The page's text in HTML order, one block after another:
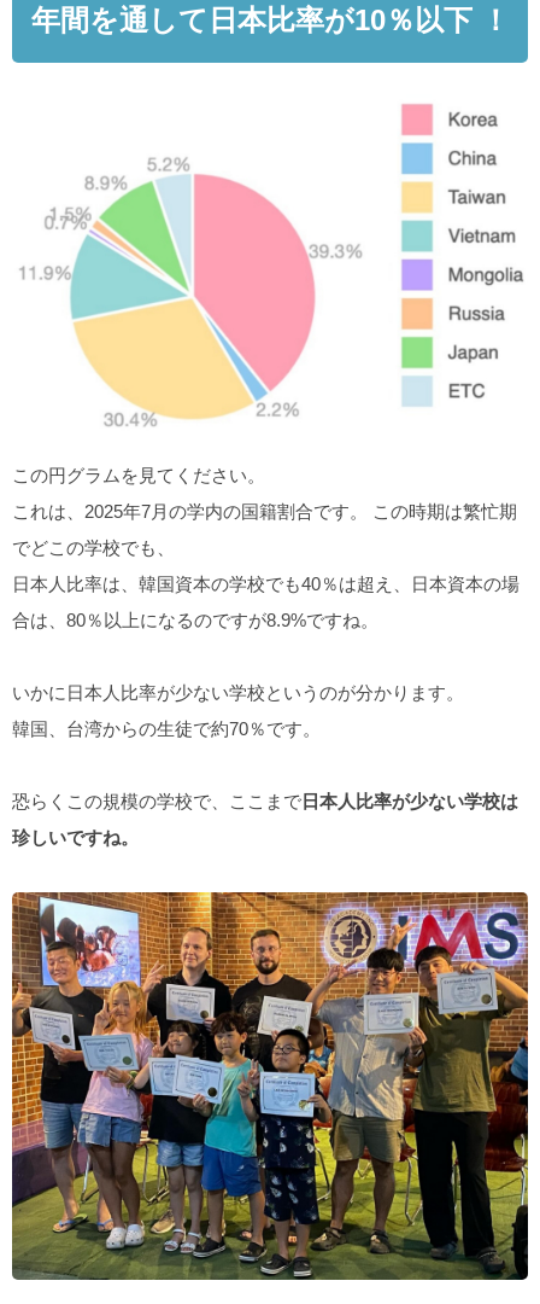
年間を通して日本比率が10％以下 ！
この円グラムを見てください。
これは、2025年7月の学内の国籍割合です。 この時期は繁忙期
でどこの学校でも、
日本人比率は、韓国資本の学校でも40％は超え、日本資本の場
合は、80％以上になるのですが8.9%ですね。
いかに日本人比率が少ない学校というのが分かります。
韓国、台湾からの生徒で約70％です。
恐らくこの規模の学校で、ここまで 日本人比率が少ない学校は
珍しいですね。